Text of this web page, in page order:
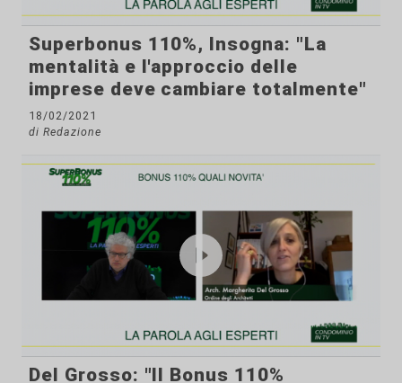
Superbonus 110%, Insogna: "La
mentalità e l'approccio delle
imprese deve cambiare totalmente"
18/02/2021
di Redazione
Del Grosso: "Il Bonus 110%